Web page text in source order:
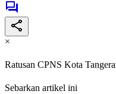
×
Ratusan CPNS Kota
Sebarkan artikel ini